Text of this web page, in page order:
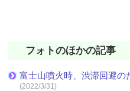
フォトのほかの記事
富士山噴火時、渋滞回避の
(2022/3/31)